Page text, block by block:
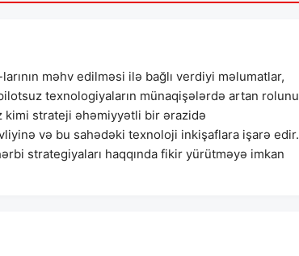
məhv edilməsi ilə bağlı verdiyi məlumatlar,
texnologiyaların münaqişələrdə artan rolunu
kimi strateji əhəmiyyətli bir ərazidə
və bu sahədəki texnoloji inkişaflara işarə edir.
strategiyaları haqqında fikir yürütməyə imkan